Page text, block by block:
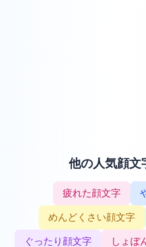
他の人気顔文
疲れた顔文字
めんどくさい顔文字
ぐったり顔文字 しょぼ